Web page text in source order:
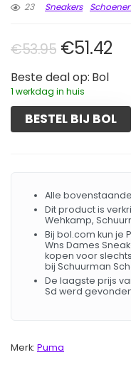
23
Sneakers
€53.95 €51.42
Beste deal op: Bol
1 werkdag in huis
BESTEL BIJ BOL
Alle
Dit product is
Wehkamp,
Bij bol.com kun je
Wns Dames
kopen voor
bij Schuurman
De laagste prijs
Sd werd
Merk: Puma